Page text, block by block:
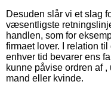
Desuden slår vi et slag
væsentligste
handlen, som for
firmaet lover. I relation
enhver tid bevarer ens
kunne påvise ordren af
mand eller kvinde.